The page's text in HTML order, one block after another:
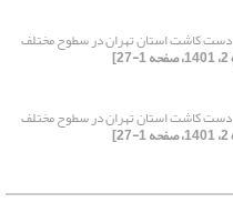
دست کاشت استان تهران در سطوح مختلف
دست کاشت استان تهران در سطوح مختلف